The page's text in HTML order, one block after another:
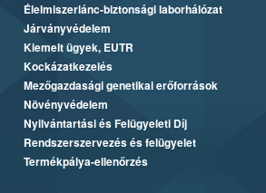
Élelmiszerlánc-biztonsági laborhálózat
Járványvédelem
Kiemelt ügyek, EUTR
Kockázatkezelés
Mezőgazdasági genetikai erőforrások
Növényvédelem
Nyilvántartási és Felügyeleti Díj
Rendszerszervezés és felügyelet
Termékpálya-ellenőrzés